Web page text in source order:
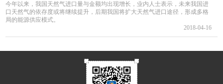
今年以来，我国天然气进口量与金额均出现增长，业内人士表示，未来我国进
口天然气的依存度或将继续提升，后期我国将扩大天然气进口途径，形成多格
局的能源供应模式。
2018-04-16